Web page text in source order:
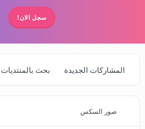
سجل الان!
المشاركات الجديدة بحث بالمنتديات
صور السكس